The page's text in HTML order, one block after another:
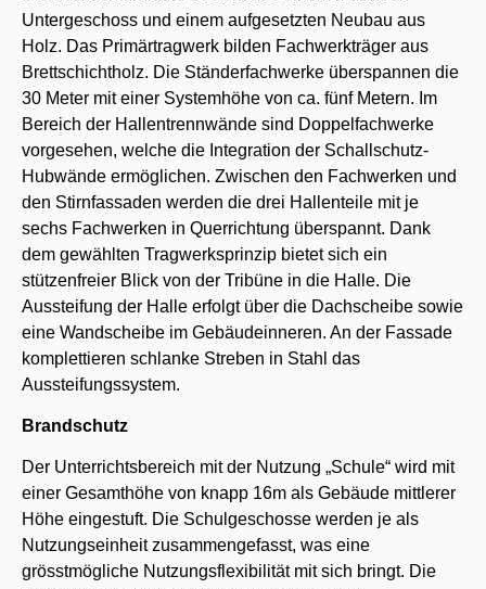
Untergeschoss und einem aufgesetzten Neubau aus
Holz. Das Primärtragwerk bilden Fachwerkträger aus
Brettschichtholz. Die Ständerfachwerke überspannen die
30 Meter mit einer Systemhöhe von ca. fünf Metern. Im
Bereich der Hallentrennwände sind Doppelfachwerke
vorgesehen, welche die Integration der Schallschutz-
Hubwände ermöglichen. Zwischen den Fachwerken und
den Stirnfassaden werden die drei Hallenteile mit je
sechs Fachwerken in Querrichtung überspannt. Dank
dem gewählten Tragwerksprinzip bietet sich ein
stützenfreier Blick von der Tribüne in die Halle. Die
Aussteifung der Halle erfolgt über die Dachscheibe sowie
eine Wandscheibe im Gebäudeinneren. An der Fassade
komplettieren schlanke Streben in Stahl das
Aussteifungssystem.
Brandschutz
Der Unterrichtsbereich mit der Nutzung „Schule“ wird mit
einer Gesamthöhe von knapp 16m als Gebäude mittlerer
Höhe eingestuft. Die Schulgeschosse werden je als
Nutzungseinheit zusammengefasst, was eine
grösstmögliche Nutzungsflexibilität mit sich bringt. Die